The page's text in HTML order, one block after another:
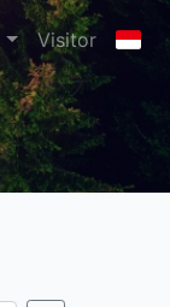
Visitor